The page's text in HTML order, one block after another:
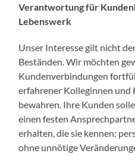
Verantwortung für
Lebenswerk
Unser Interesse gilt nicht
Beständen. Wir möchten
Kundenverbindungen
erfahrener Kolleginnen und
bewahren. Ihre Kunden
einen festen
erhalten, die sie kennen:
ohne unnötige